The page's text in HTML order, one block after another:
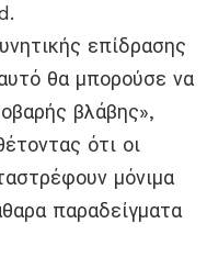
επίδρασης
θα μπορούσε να
βλάβης»,
ότι οι
μόνιμα
παραδείγματα